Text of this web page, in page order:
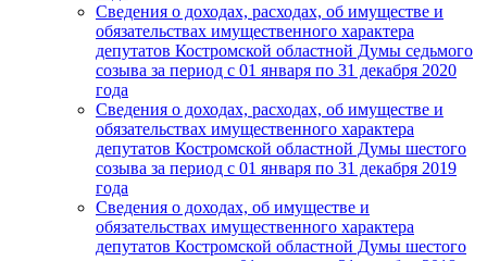
Сведения о доходах, расходах, об имуществе и
обязательствах имущественного характера
депутатов Костромской областной Думы седьмого
созыва за период с 01 января по 31 декабря 2020
года
Сведения о доходах, расходах, об имуществе и
обязательствах имущественного характера
депутатов Костромской областной Думы шестого
созыва за период с 01 января по 31 декабря 2019
года
Сведения о доходах, об имуществе и
обязательствах имущественного характера
депутатов Костромской областной Думы шестого